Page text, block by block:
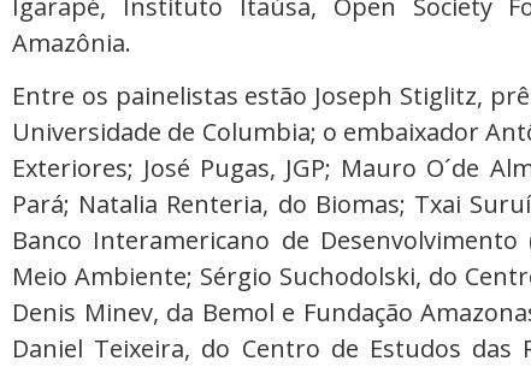
Amazônia.
Entre os painelistas estão Joseph Stiglitz,
Universidade de Columbia; o embaixador
Exteriores; José Pugas, JGP; Mauro O´de
Pará; Natalia Renteria, do Biomas; Txai
Banco Interamericano de
Meio Ambiente; Sérgio Suchodolski, do
Denis Minev, da Bemol e Fundação
Daniel Teixeira, do Centro de Estudos das